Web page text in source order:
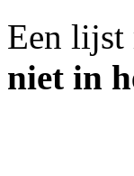
Een lijst
niet in